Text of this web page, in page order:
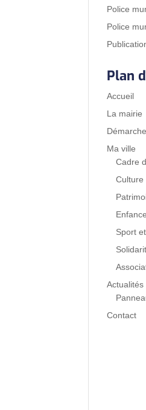
Police
Police
Plan
Accueil
La mairie
Ma ville
Cadre
Culture
Sport
Actualités
Contact